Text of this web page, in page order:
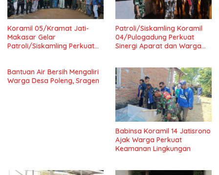
Koramil 05/Kramat Jati-
Makasar Gelar
Patroli/Siskamling Perkuat
Patroli/Siskamling Koramil
04/Pulogadung Perkuat
Sinergi Aparat dan Warga
Bantuan Air Bersih Mengaliri
Warga Desa Poleng, Sragen
Babinsa Koramil 14 Jatisrono
Ajak Warga Perkuat
Keamanan Lingkungan